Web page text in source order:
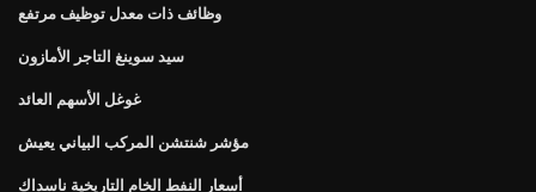
وظائف ذات معدل توظيف مرتفع
سيد سوينغ التاجر الأمازون
غوغل الأسهم العائد
مؤشر شنتشن المركب البياني يعيش
أسعار النفط الخام التاريخية ناسداك